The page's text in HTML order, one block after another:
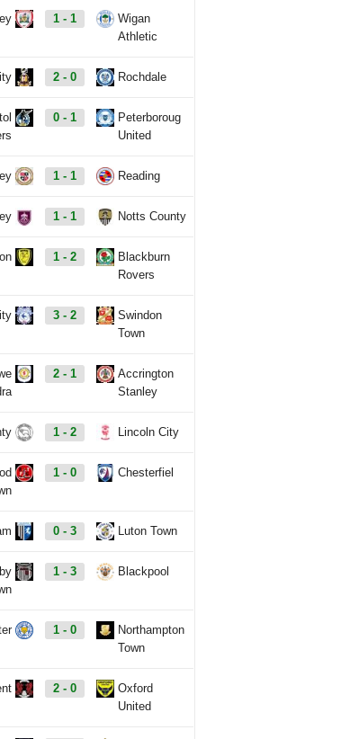
1 - 1
Wigan
Athletic
2 - 0 Rochdale
0 - 1
Peterboroug
United
1 - 1 Reading
1 - 1 Notts County
1 - 2
Blackburn
Rovers
3 - 2
Swindon
Town
2 - 1
Accrington
Stanley
1 - 2 Lincoln City
1 - 0 Chesterfiel
0 - 3 Luton Town
1 - 3 Blackpool
1 - 0
Northampton
Town
2 - 0
Oxford
United